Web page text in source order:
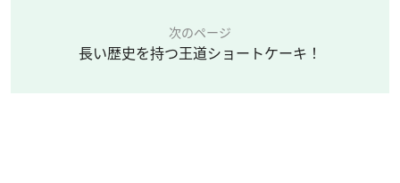
次のページ
長い歴史を持つ王道ショートケーキ！